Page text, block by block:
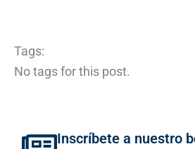
Tags:
No tags for this post.
Inscríbete a nuestro